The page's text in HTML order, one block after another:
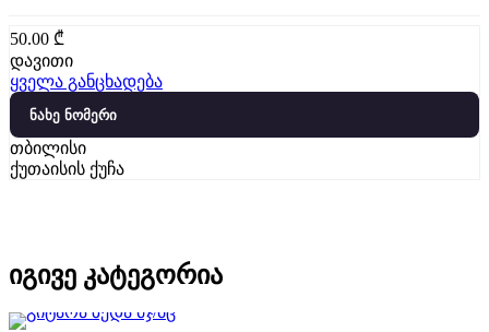
50.00 ₾
დავითი
ყველა განცხადება
ნახე ნომერი
თბილისი
ქუთაისის ქუჩა
იგივე კატეგორია